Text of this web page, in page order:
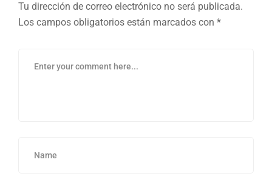
Tu dirección de correo electrónico no será publicada.
Los campos obligatorios están marcados con *